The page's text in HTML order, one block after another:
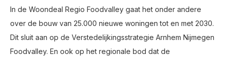
In de Woondeal Regio Foodvalley gaat het onder andere
over de bouw van 25.000 nieuwe woningen tot en met 2030.
Dit sluit aan op de Verstedelijkingsstrategie Arnhem Nijmegen
Foodvalley. En ook op het regionale bod dat de